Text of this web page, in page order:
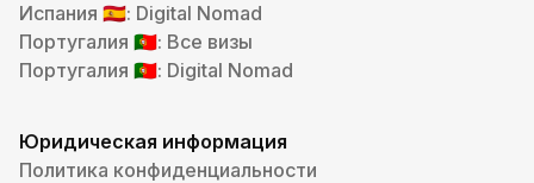
Испания 🇪🇸: Digital Nomad
Португалия 🇵🇹: Все визы
Португалия 🇵🇹: Digital Nomad
Юридическая информация
Политика конфиденциальности